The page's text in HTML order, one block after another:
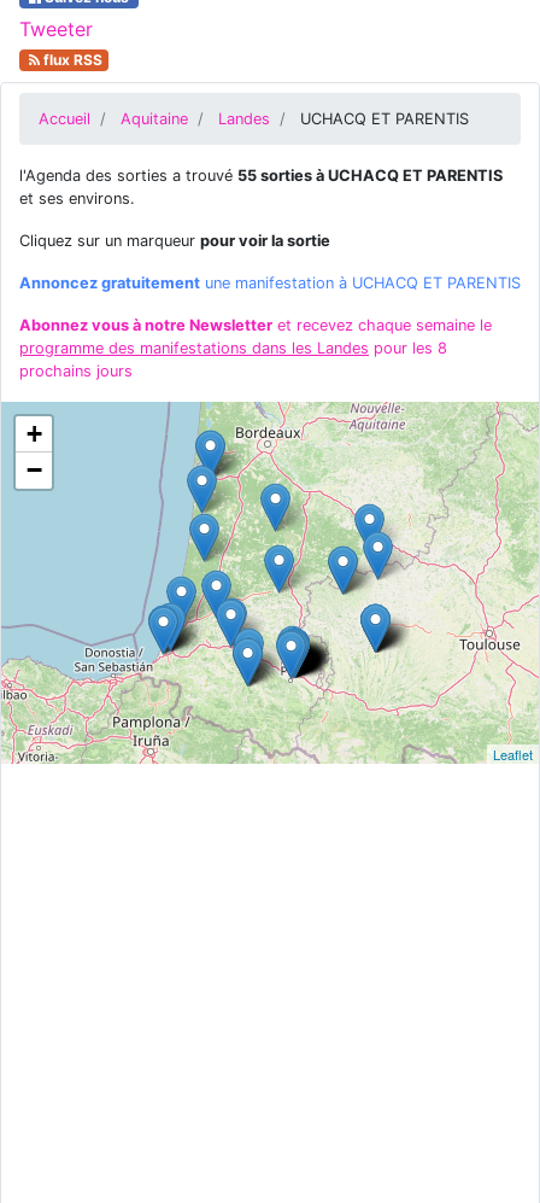
Tweeter
flux RSS
Accueil Aquitaine Landes UCHACQ ET PARENTIS
l'Agenda des sorties a trouvé 55 sorties à UCHACQ ET PARENTIS
et ses environs.
Cliquez sur un marqueur pour voir la sortie
Annoncez gratuitement une manifestation à UCHACQ ET PARENTIS
Abonnez vous à notre Newsletter et recevez chaque semaine le
programme des manifestations dans les Landes pour les 8
prochains jours
+
−
Leaflet